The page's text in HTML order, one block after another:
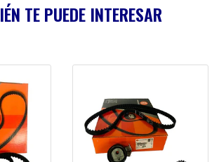
TE PUEDE INTERESAR